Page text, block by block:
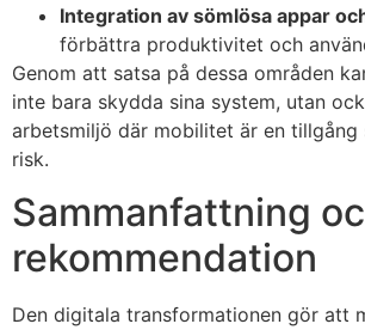
Integration av sömlösa appar
förbättra produktivitet och
Genom att satsa på dessa områden
inte bara skydda sina system, utan
arbetsmiljö där mobilitet är en tillgång
risk.
Sammanfattning
rekommendation
Den digitala transformationen gör att